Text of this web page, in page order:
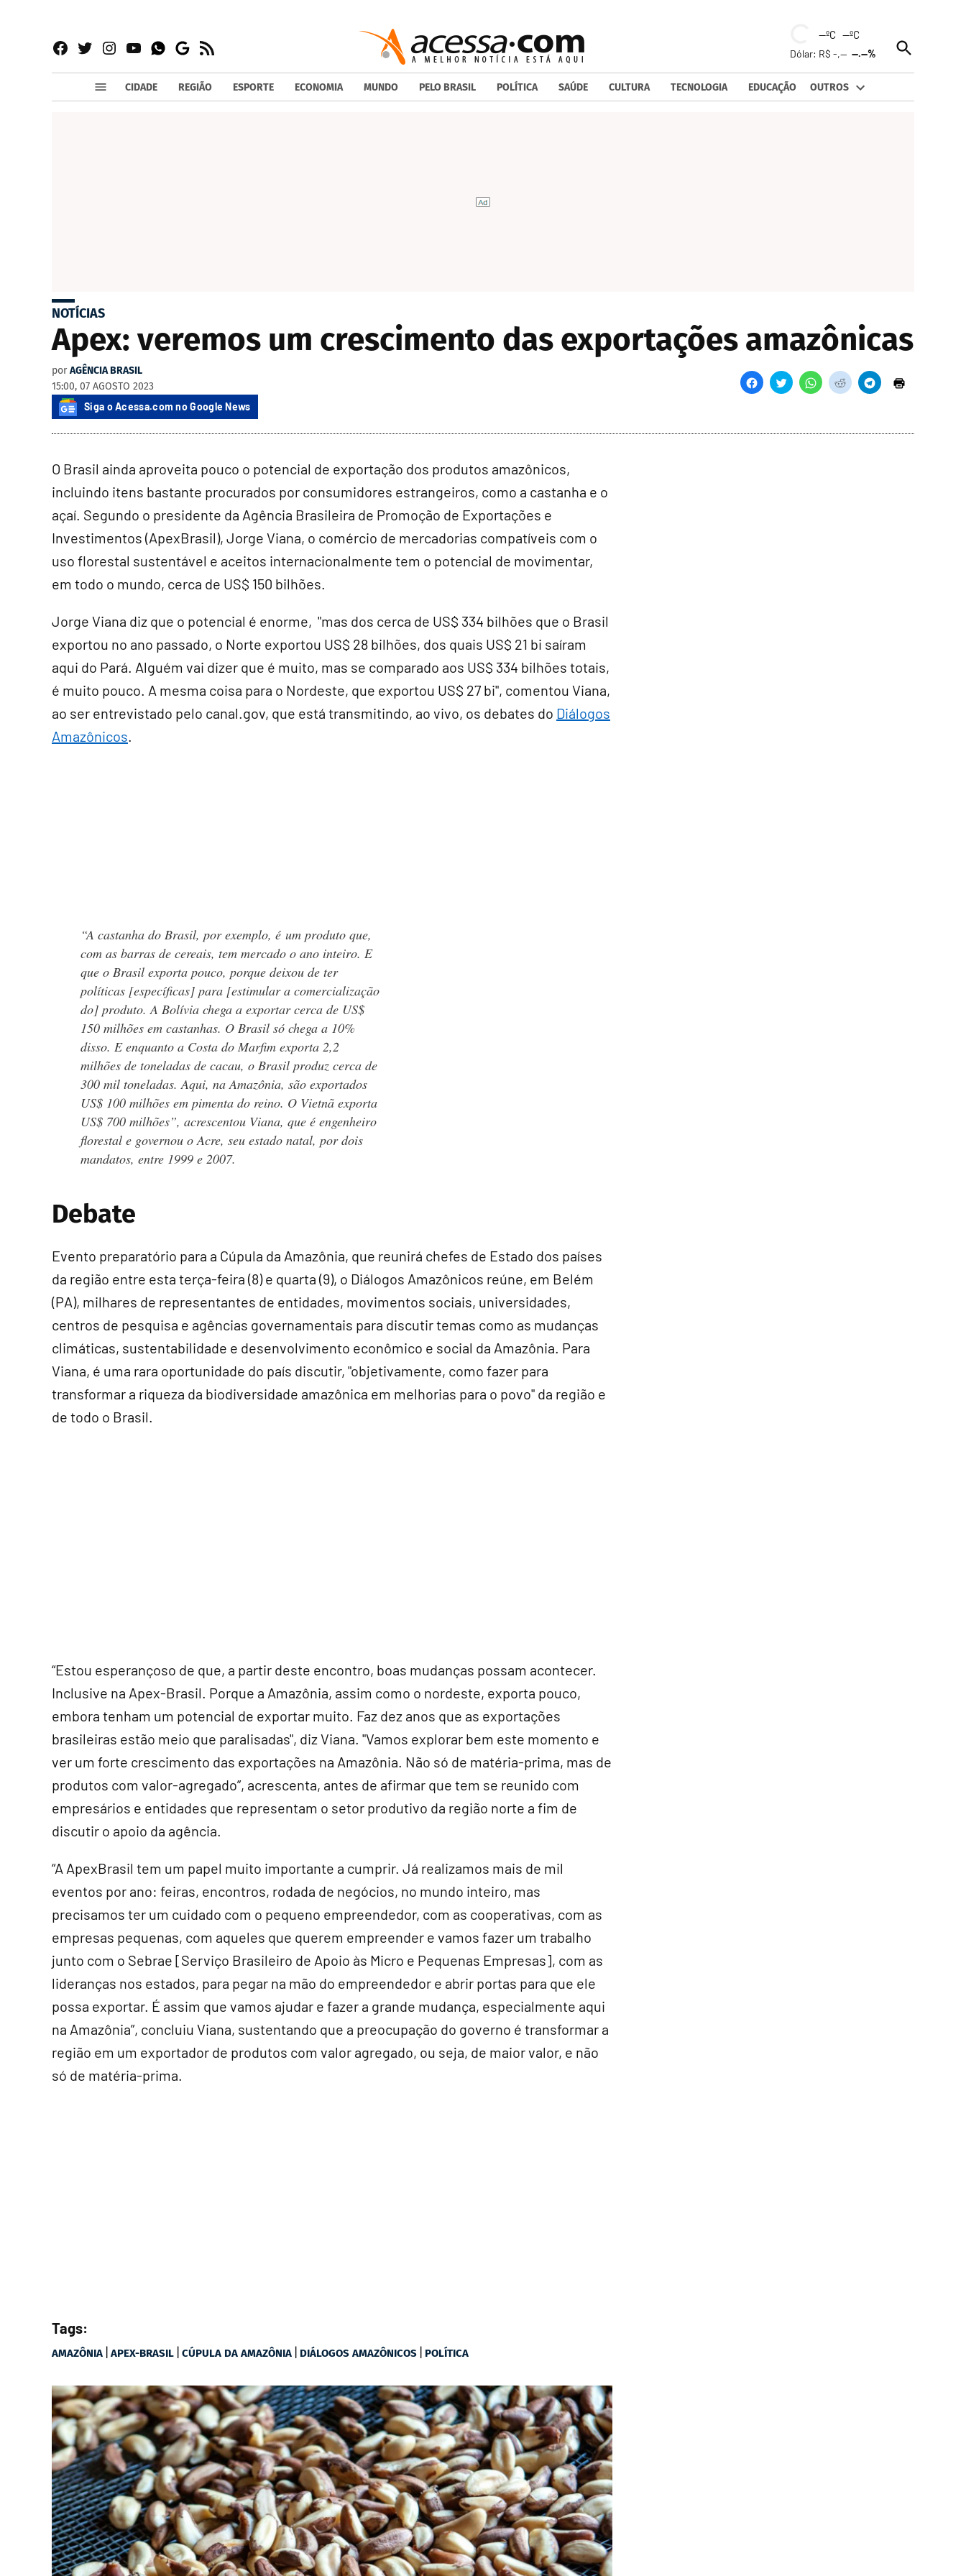
Facebook
TwitterInstagram
YouTubeWhatsapp
Google
News
RSS
--ºC --ºC
Dólar: R$ -,----.--%
Open
Search
CIDADE REGIÃO ESPORTE ECONOMIA MUNDO PELO BRASIL POLÍTICA SAÚDE CULTURA TECNOLOGIA EDUCAÇÃO OUTROS
NOTÍCIAS
Apex: veremos um crescimento das exportações amazônicas
por AGÊNCIA BRASIL
15:00, 07 AGOSTO 2023
Siga o Acessa.com no Google News
O Brasil ainda aproveita pouco o potencial de exportação dos produtos amazônicos,
incluindo itens bastante procurados por consumidores estrangeiros, como a castanha e o
açaí. Segundo o presidente da Agência Brasileira de Promoção de Exportações e
Investimentos (ApexBrasil), Jorge Viana, o comércio de mercadorias compatíveis com o
uso florestal sustentável e aceitos internacionalmente tem o potencial de movimentar,
em todo o mundo, cerca de US$ 150 bilhões.
Jorge Viana diz que o potencial é enorme, "mas dos cerca de US$ 334 bilhões que o Brasil
exportou no ano passado, o Norte exportou US$ 28 bilhões, dos quais US$ 21 bi saíram
aqui do Pará. Alguém vai dizer que é muito, mas se comparado aos US$ 334 bilhões totais,
é muito pouco. A mesma coisa para o Nordeste, que exportou US$ 27 bi", comentou Viana,
ao ser entrevistado pelo canal.gov, que está transmitindo, ao vivo, os debates do Diálogos
Amazônicos.
“A castanha do Brasil, por exemplo, é um produto que,
com as barras de cereais, tem mercado o ano inteiro. E
que o Brasil exporta pouco, porque deixou de ter
políticas [específicas] para [estimular a comercialização
do] produto. A Bolívia chega a exportar cerca de US$
150 milhões em castanhas. O Brasil só chega a 10%
disso. E enquanto a Costa do Marfim exporta 2,2
milhões de toneladas de cacau, o Brasil produz cerca de
300 mil toneladas. Aqui, na Amazônia, são exportados
US$ 100 milhões em pimenta do reino. O Vietnã exporta
US$ 700 milhões”, acrescentou Viana, que é engenheiro
florestal e governou o Acre, seu estado natal, por dois
mandatos, entre 1999 e 2007.
Debate
Evento preparatório para a Cúpula da Amazônia, que reunirá chefes de Estado dos países
da região entre esta terça-feira (8) e quarta (9), o Diálogos Amazônicos reúne, em Belém
(PA), milhares de representantes de entidades, movimentos sociais, universidades,
centros de pesquisa e agências governamentais para discutir temas como as mudanças
climáticas, sustentabilidade e desenvolvimento econômico e social da Amazônia. Para
Viana, é uma rara oportunidade do país discutir, "objetivamente, como fazer para
transformar a riqueza da biodiversidade amazônica em melhorias para o povo" da região e
de todo o Brasil.
“Estou esperançoso de que, a partir deste encontro, boas mudanças possam acontecer.
Inclusive na Apex-Brasil. Porque a Amazônia, assim como o nordeste, exporta pouco,
embora tenham um potencial de exportar muito. Faz dez anos que as exportações
brasileiras estão meio que paralisadas", diz Viana. "Vamos explorar bem este momento e
ver um forte crescimento das exportações na Amazônia. Não só de matéria-prima, mas de
produtos com valor-agregado”, acrescenta, antes de afirmar que tem se reunido com
empresários e entidades que representam o setor produtivo da região norte a fim de
discutir o apoio da agência.
“A ApexBrasil tem um papel muito importante a cumprir. Já realizamos mais de mil
eventos por ano: feiras, encontros, rodada de negócios, no mundo inteiro, mas
precisamos ter um cuidado com o pequeno empreendedor, com as cooperativas, com as
empresas pequenas, com aqueles que querem empreender e vamos fazer um trabalho
junto com o Sebrae [Serviço Brasileiro de Apoio às Micro e Pequenas Empresas], com as
lideranças nos estados, para pegar na mão do empreendedor e abrir portas para que ele
possa exportar. É assim que vamos ajudar e fazer a grande mudança, especialmente aqui
na Amazônia”, concluiu Viana, sustentando que a preocupação do governo é transformar a
região em um exportador de produtos com valor agregado, ou seja, de maior valor, e não
só de matéria-prima.
Tags:
AMAZÔNIA | APEX-BRASIL | CÚPULA DA AMAZÔNIA | DIÁLOGOS AMAZÔNICOS | POLÍTICA